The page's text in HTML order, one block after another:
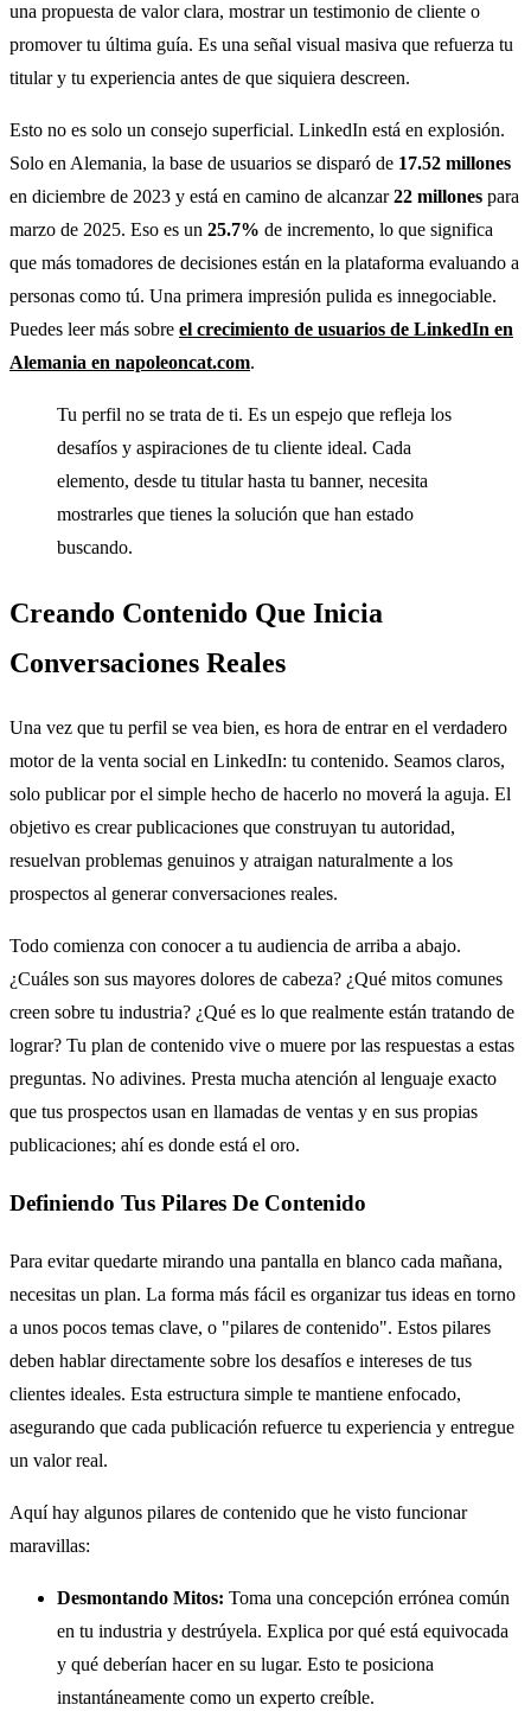
una propuesta de valor clara, mostrar un testimonio de cliente o
promover tu última guía. Es una señal visual masiva que refuerza tu
titular y tu experiencia antes de que siquiera descreen.
Esto no es solo un consejo superficial. LinkedIn está en explosión.
Solo en Alemania, la base de usuarios se disparó de 17.52 millones
en diciembre de 2023 y está en camino de alcanzar22 millones para
marzo de 2025. Eso es un 25.7% de incremento, lo que significa
que más tomadores de decisiones están en la plataforma evaluando a
personas como tú. Una primera impresión pulida es innegociable.
Puedes leer más sobre el crecimiento de usuarios de LinkedIn en
Alemania en napoleoncat.com.
Tu perfil no se trata de ti. Es un espejo que refleja los
desafíos y aspiraciones de tu cliente ideal. Cada
elemento, desde tu titular hasta tu banner, necesita
mostrarles que tienes la solución que han estado
buscando.
Creando Contenido Que Inicia
Conversaciones Reales
Una vez que tu perfil se vea bien, es hora de entrar en el verdadero
motor de la venta social en LinkedIn: tu contenido. Seamos claros,
solo publicar por el simple hecho de hacerlo no moverá la aguja. El
objetivo es crear publicaciones que construyan tu autoridad,
resuelvan problemas genuinos y atraigan naturalmente a los
prospectos al generar conversaciones reales.
Todo comienza con conocer a tu audiencia de arriba a abajo.
¿Cuáles son sus mayores dolores de cabeza? ¿Qué mitos comunes
creen sobre tu industria? ¿Qué es lo que realmente están tratando de
lograr? Tu plan de contenido vive o muere por las respuestas a estas
preguntas. No adivines. Presta mucha atención al lenguaje exacto
que tus prospectos usan en llamadas de ventas y en sus propias
publicaciones; ahí es donde está el oro.
Definiendo Tus Pilares De Contenido
Para evitar quedarte mirando una pantalla en blanco cada mañana,
necesitas un plan. La forma más fácil es organizar tus ideas en torno
a unos pocos temas clave, o "pilares de contenido". Estos pilares
deben hablar directamente sobre los desafíos e intereses de tus
clientes ideales. Esta estructura simple te mantiene enfocado,
asegurando que cada publicación refuerce tu experiencia y entregue
un valor real.
Aquí hay algunos pilares de contenido que he visto funcionar
maravillas:
Desmontando Mitos: Toma una concepción errónea común
en tu industria y destrúyela. Explica por qué está equivocada
y qué deberían hacer en su lugar. Esto te posiciona
instantáneamente como un experto creíble.